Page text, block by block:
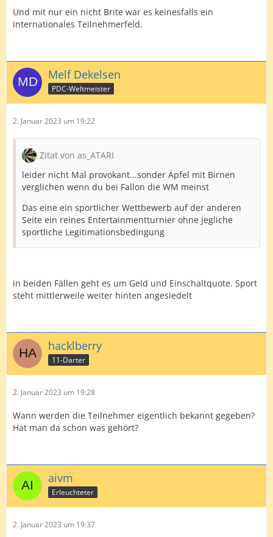
Und mit nur ein nicht Brite war es keinesfalls ein
internationales Teilnehmerfeld.
Melf Dekelsen
PDC-Weltmeister
2. Januar 2023 um 19:22
Zitat von as_ATARI
leider nicht Mal provokant...sonder Äpfel mit Birnen
verglichen wenn du bei Fallon die WM meinst
Das eine ein sportlicher Wettbewerb auf der anderen
Seite ein reines Entertainmentturnier ohne jegliche
sportliche Legitimationsbedingung
in beiden Fällen geht es um Geld und Einschaltquote. Sport
steht mittlerweile weiter hinten angesiedelt
hacklberry
11-Darter
2. Januar 2023 um 19:28
Wann werden die Teilnehmer eigentlich bekannt gegeben?
Hat man da schon was gehört?
aivm
Erleuchteter
2. Januar 2023 um 19:37